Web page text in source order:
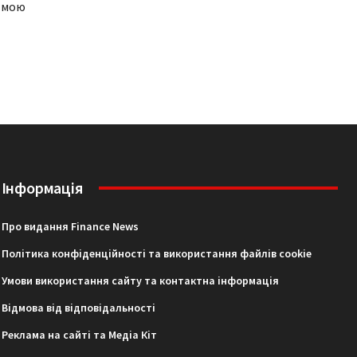
Інформація
Про видання Finance News
Політика конфіденційності та використання файлів cookie
Умови використання сайту та контактна інформація
Відмова від відповідальності
Реклама на сайті та Медіа Кіт